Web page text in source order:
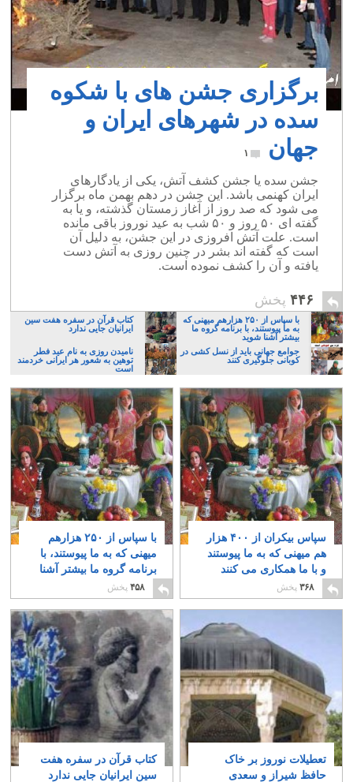
برگزاری جشن های با شکوه
سده در شهرهای ایران و
جهان
۱
جشن سده یا جشن کشف آتش، یکی از یادگارهای
ایران کهنمی باشد. این جشن در دهم بهمن ماه برگزار
می شود که صد روز از آغاز زمستان گذشته، و یا به
گفته ای ۵۰ روز و ۵۰ شب به عید نوروز باقی مانده
است. علت آتش افروزی در این جشن، به دلیل آن
است که گفته اند بشر در چنین روزی به آتش دست
یافته و آن را کشف نموده است.
۴۴۶ پخش
با سپاس از ۲۵۰ هزارهم میهنی که
به ما پیوستند، با برنامه گروه ما
بیشتر آشنا شوید
کتاب قرآن در سفره هفت سین
ایرانیان جایی ندارد
جوامع جهانی باید از نسل کشی در
کوبانی جلوگیری کنند
نامیدن روزی به نام عید فطر
توهین به شعور هر ایرانی خردمند
است
سپاس بیکران از ۴۰۰ هزار
هم میهنی که به ما پیوستند
و با ما همکاری می کنند
۵
۳۶۸ پخش
با سپاس از ۲۵۰ هزارهم
میهنی که به ما پیوستند، با
برنامه گروه ما بیشتر آشنا
شوید
۲ ۴۵۸ پخش
تعطیلات نوروز بر خاک
حافظ شیراز و سعدی
کتاب قرآن در سفره هفت
سین ایرانیان جایی ندارد